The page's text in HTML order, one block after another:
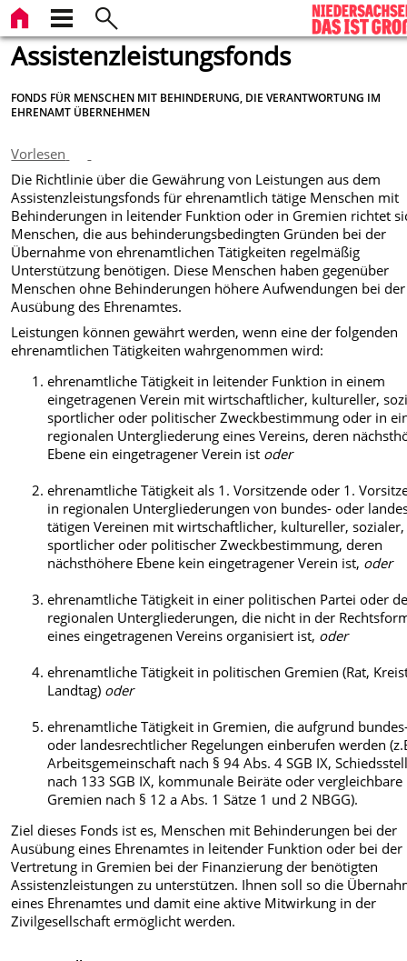
Assistenzleistungsfonds
FONDS FÜR MENSCHEN MIT BEHINDERUNG, DIE VERANTWORTUNG IM
EHRENAMT ÜBERNEHMEN
Vorlesen
Die Richtlinie über die Gewährung von Leistungen aus dem
Assistenzleistungsfonds für ehrenamtlich tätige Menschen mit
Behinderungen in leitender Funktion oder in Gremien richtet
Menschen, die aus behinderungsbedingten Gründen bei der
Übernahme von ehrenamtlichen Tätigkeiten regelmäßig
Unterstützung benötigen. Diese Menschen haben gegenüber
Menschen ohne Behinderungen höhere Aufwendungen bei der
Ausübung des Ehrenamtes.
Leistungen können gewährt werden, wenn eine der folgenden
ehrenamtlichen Tätigkeiten wahrgenommen wird:
ehrenamtliche Tätigkeit in leitender Funktion in einem
eingetragenen Verein mit wirtschaftlicher, kultureller,
sportlicher oder politischer Zweckbestimmung oder in
regionalen Untergliederung eines Vereins, deren
Ebene ein eingetragener Verein ist oder
ehrenamtliche Tätigkeit als 1. Vorsitzende oder 1.
in regionalen Untergliederungen von bundes- oder
tätigen Vereinen mit wirtschaftlicher, kultureller, sozialer,
sportlicher oder politischer Zweckbestimmung, deren
nächsthöhere Ebene kein eingetragener Verein ist, oder
ehrenamtliche Tätigkeit in einer politischen Partei oder
regionalen Untergliederungen, die nicht in der
eines eingetragenen Vereins organisiert ist, oder
ehrenamtliche Tätigkeit in politischen Gremien (Rat,
Landtag) oder
ehrenamtliche Tätigkeit in Gremien, die aufgrund
oder landesrechtlicher Regelungen einberufen werden
Arbeitsgemeinschaft nach § 94 Abs. 4 SGB IX,
nach 133 SGB IX, kommunale Beiräte oder vergleichbare
Gremien nach § 12 a Abs. 1 Sätze 1 und 2 NBGG).
Ziel dieses Fonds ist es, Menschen mit Behinderungen bei der
Ausübung eines Ehrenamtes in leitender Funktion oder bei der
Vertretung in Gremien bei der Finanzierung der benötigten
Assistenzleistungen zu unterstützen. Ihnen soll so die
eines Ehrenamtes und damit eine aktive Mitwirkung in der
Zivilgesellschaft ermöglicht werden.